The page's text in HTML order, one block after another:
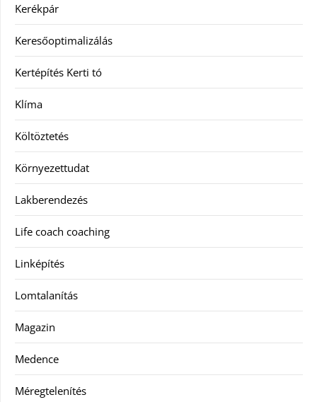
Kerékpár
Keresőoptimalizálás
Kertépítés Kerti tó
Klíma
Költöztetés
Környezettudat
Lakberendezés
Life coach coaching
Linképítés
Lomtalanítás
Magazin
Medence
Méregtelenítés